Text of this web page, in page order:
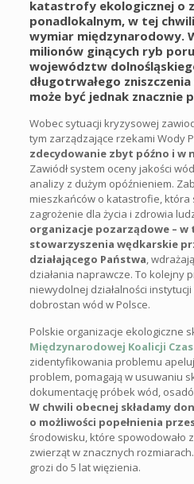
katastrofy ekologicznej o
ponadlokalnym, w tej
wymiar międzynarodowy.
milionów ginących ryb
województw
długotrwałego
może być jednak znacznie
Wobec sytuacji kryzysowej
tym zarządzające rzekami Wody
zdecydowanie zbyt późno i w
Zawiódł system oceny jakości
analizy z dużym opóźnieniem.
mieszkańców o katastrofie, która
zagrożenie dla życia i zdrowia
organizacje pozarządowe – w
stowarzyszenia wędkarskie
działającego Państwa,
działania naprawcze. To kolejny
niewydolnej działalności
dobrostan wód w Polsce.
Polskie organizacje ekologiczne
Międzynarodowej Koalicji
zidentyfikowania problemu
problem, pomagają w usuwaniu
dokumentację próbek wód,
W chwili obecnej składamy
o możliwości popełnienia
środowisku, które spowodowało
zwierząt w znacznych
grozi do 5 lat więzienia.